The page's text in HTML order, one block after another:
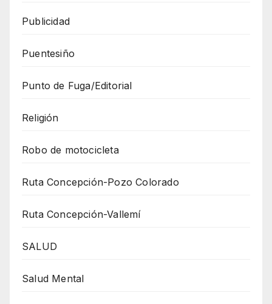
Publicidad
Puentesiño
Punto de Fuga/Editorial
Religión
Robo de motocicleta
Ruta Concepción-Pozo Colorado
Ruta Concepción-Vallemí
SALUD
Salud Mental